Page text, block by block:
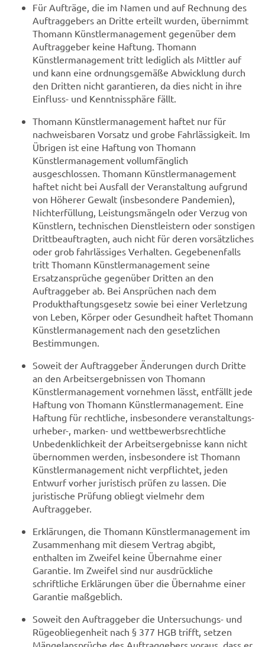
Für Aufträge, die im Namen und auf Rechnung des
Auftraggebers an Dritte erteilt wurden, übernimmt
Thomann Künstlermanagement gegenüber dem
Auftraggeber keine Haftung. Thomann
Künstlermanagement tritt lediglich als Mittler auf
und kann eine ordnungsgemäße Abwicklung durch
den Dritten nicht garantieren, da dies nicht in ihre
Einfluss- und Kenntnissphäre fällt.
Thomann Künstlermanagement haftet nur für
nachweisbaren Vorsatz und grobe Fahrlässigkeit. Im
Übrigen ist eine Haftung von Thomann
Künstlermanagement vollumfänglich
ausgeschlossen. Thomann Künstlermanagement
haftet nicht bei Ausfall der Veranstaltung aufgrund
von Höherer Gewalt (insbesondere Pandemien),
Nichterfüllung, Leistungsmängeln oder Verzug von
Künstlern, technischen Dienstleistern oder sonstigen
Drittbeauftragten, auch nicht für deren vorsätzliches
oder grob fahrlässiges Verhalten. Gegebenenfalls
tritt Thomann Künstlermanagement seine
Ersatzansprüche gegenüber Dritten an den
Auftraggeber ab. Bei Ansprüchen nach dem
Produkthaftungsgesetz sowie bei einer Verletzung
von Leben, Körper oder Gesundheit haftet Thomann
Künstlermanagement nach den gesetzlichen
Bestimmungen.
Soweit der Auftraggeber Änderungen durch Dritte
an den Arbeitsergebnissen von Thomann
Künstlermanagement vornehmen lässt, entfällt jede
Haftung von Thomann Künstlermanagement. Eine
Haftung für rechtliche, insbesondere veranstaltungs-
urheber-, marken- und wettbewerbsrechtliche
Unbedenklichkeit der Arbeitsergebnisse kann nicht
übernommen werden, insbesondere ist Thomann
Künstlermanagement nicht verpflichtet, jeden
Entwurf vorher juristisch prüfen zu lassen. Die
juristische Prüfung obliegt vielmehr dem
Auftraggeber.
Erklärungen, die Thomann Künstlermanagement im
Zusammenhang mit diesem Vertrag abgibt,
enthalten im Zweifel keine Übernahme einer
Garantie. Im Zweifel sind nur ausdrückliche
schriftliche Erklärungen über die Übernahme einer
Garantie maßgeblich.
Soweit den Auftraggeber die Untersuchungs- und
Rügeobliegenheit nach § 377 HGB trifft, setzen
Mängelansprüche des Auftraggebers voraus, dass er